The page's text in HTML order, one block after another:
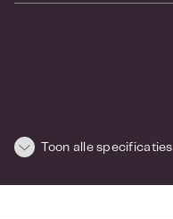
Toon alle specificaties